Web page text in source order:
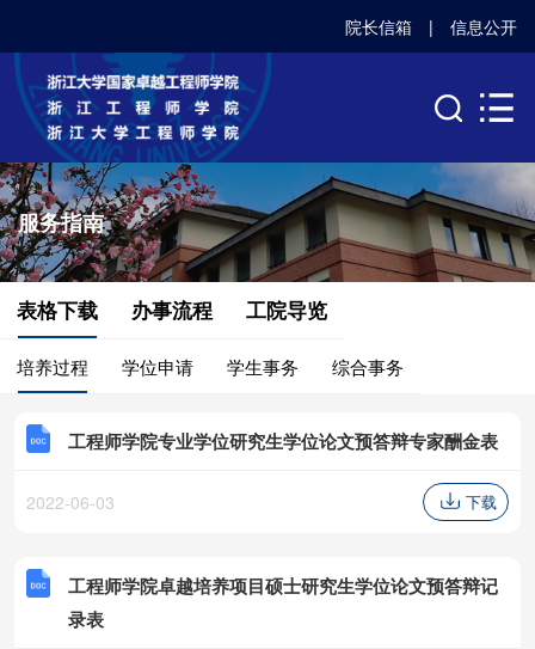
院长信箱 | 信息公开
服务指南
表格下载
培养过程 学位申请 学生事务 综合事务
办事流程 工院导览
工程师学院专业学位研究生学位论文预答辩专家酬金表
2022-06-03 下载
工程师学院卓越培养项目硕士研究生学位论文预答辩记
录表